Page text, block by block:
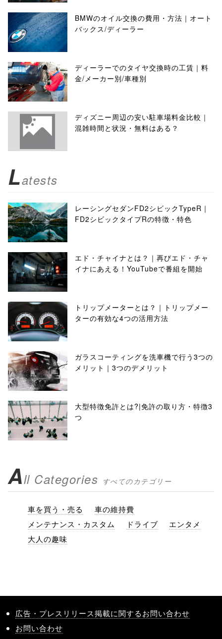
BMWのオイル交換の費用・方法｜オート
バックス/ディーラー
ディーラーでのタイヤ交換時の工賃｜料
金/メーカー別/車種別
ディズニー周辺の安い駐車場料金比較｜
混雑時間と状況・無料はある？
Latests
レーシングセダンFD2シビックTypeR｜
FD2シビックタイプRの特徴・特色
エド・チャイナとは？｜再びエド・チャ
イナにあえる！YouTubeで番組を開始
トリップメーターとは？｜トリップメー
ターの有効な4つの活用方法
ガラスコーティングを洗車機で行う3つの
メリット｜3つのデメリット
大型特徴免許とは?|免許の取り方・特徴3
つ
All Categories すべてのカテゴリー
車を買う・売る
車の維持費
メンテナンス・カスタム
ドライブ
エンタメ
大人の趣味
広告・プレスリリース掲載に関するお問い合わせ
お問い合わせ